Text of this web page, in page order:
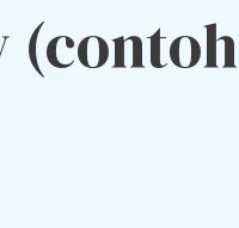
(contoh